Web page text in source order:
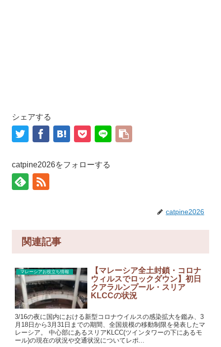
シェアする
catpine2026をフォローする
catpine2026
関連記事
マレーシアお役立ち情報
【マレーシア全土封鎖・コロナ
ウィルスでロックダウン】初日
クアラルンプール・スリア
KLCCの状況
3/16の夜に国内における新型コロナウイルスの感染拡大を鑑み、3
月18日から3月31日までの期間、全国規模の移動制限を発表したマ
レーシア。 中心部にあるスリアKLCC(ツインタワーの下にあるモ
ール)の現在の状況や交通状況についてレポ...